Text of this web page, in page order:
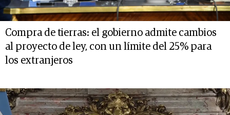
Compra de tierras: el gobierno admite cambios
al proyecto de ley, con un límite del 25% para
los extranjeros